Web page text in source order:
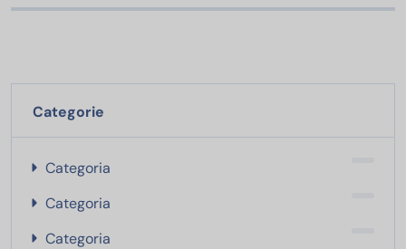
Categorie
Categoria
Categoria
Categoria